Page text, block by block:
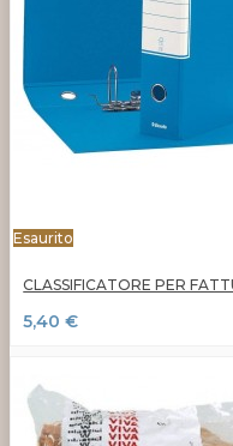
Esaurito
CLASSIFICATORE PER
5,40 €